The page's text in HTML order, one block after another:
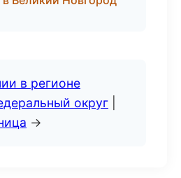
в регионе
округ
→